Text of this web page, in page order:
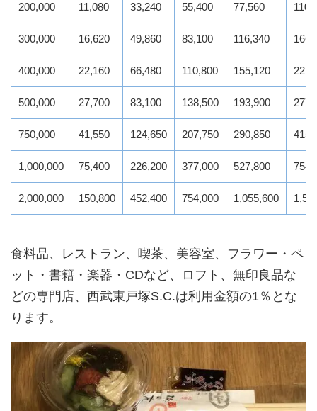
200,000 11,080 33,240 55,400 77,560
300,000 16,620 49,860 83,100 116,340
400,000 22,160 66,480 110,800 155,120
500,000 27,700 83,100 138,500 193,900
750,000 41,550 124,650 207,750 290,850
1,000,000 75,400 226,200 377,000 527,800
2,000,000 150,800 452,400 754,000 1,055,600
食料品、レストラン、喫茶、美容室、フラワー・ペ
ット・書籍・楽器・CDなど、ロフト、無印良品な
どの専門店、西武東戸塚S.C.は利用金額の1％とな
ります。